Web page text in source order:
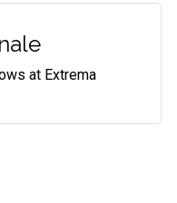
at Extrema